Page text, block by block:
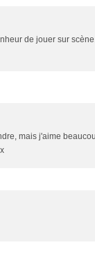
de jouer sur
mais j'aime